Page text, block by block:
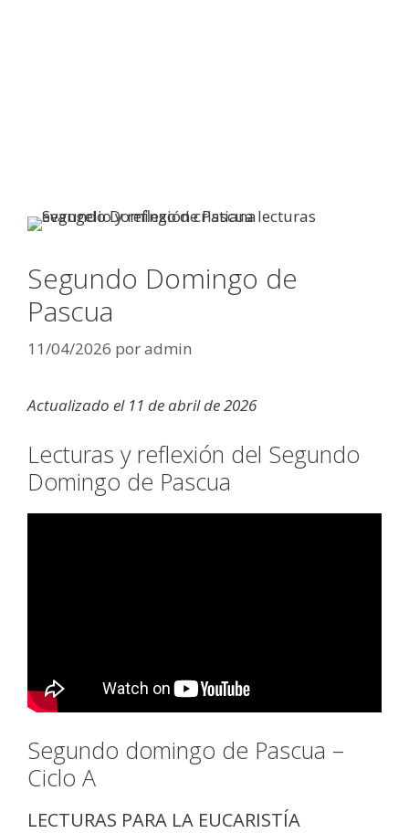
Segundo Domingo de
Pascua
11/04/2026 poradmin
Actualizado el 11 de abril de 2026
Lecturas y reflexión del Segundo
Domingo de Pascua
Segundo domingo de Pascua –
Ciclo A
LECTURAS PARA LA EUCARISTÍA